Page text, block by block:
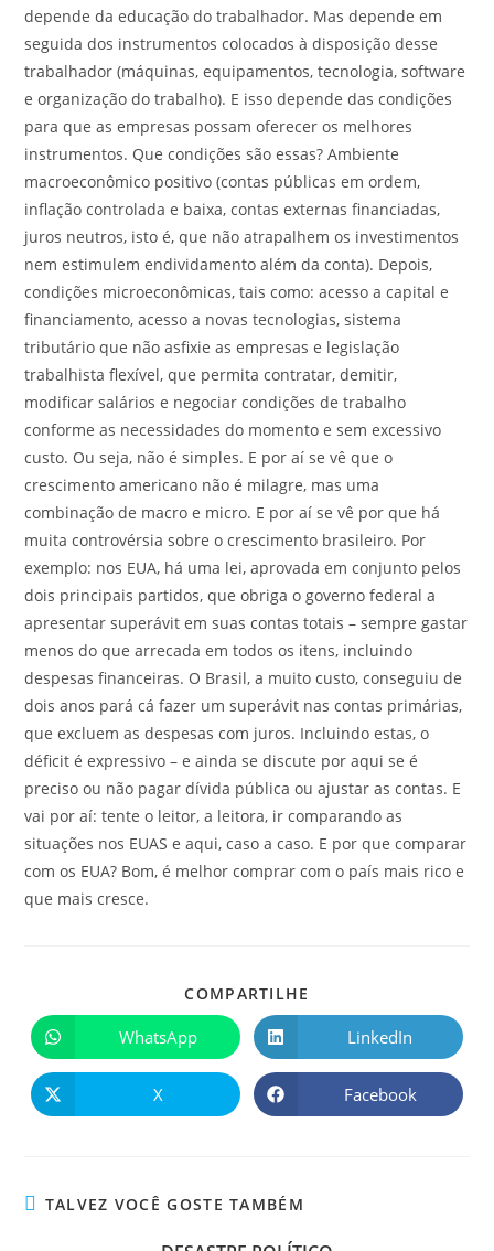
depende da educação do trabalhador. Mas depende em
seguida dos instrumentos colocados à disposição desse
trabalhador (máquinas, equipamentos, tecnologia, software
e organização do trabalho). E isso depende das condições
para que as empresas possam oferecer os melhores
instrumentos. Que condições são essas? Ambiente
macroeconômico positivo (contas públicas em ordem,
inflação controlada e baixa, contas externas financiadas,
juros neutros, isto é, que não atrapalhem os investimentos
nem estimulem endividamento além da conta). Depois,
condições microeconômicas, tais como: acesso a capital e
financiamento, acesso a novas tecnologias, sistema
tributário que não asfixie as empresas e legislação
trabalhista flexível, que permita contratar, demitir,
modificar salários e negociar condições de trabalho
conforme as necessidades do momento e sem excessivo
custo. Ou seja, não é simples. E por aí se vê que o
crescimento americano não é milagre, mas uma
combinação de macro e micro. E por aí se vê por que há
muita controvérsia sobre o crescimento brasileiro. Por
exemplo: nos EUA, há uma lei, aprovada em conjunto pelos
dois principais partidos, que obriga o governo federal a
apresentar superávit em suas contas totais – sempre gastar
menos do que arrecada em todos os itens, incluindo
despesas financeiras. O Brasil, a muito custo, conseguiu de
dois anos pará cá fazer um superávit nas contas primárias,
que excluem as despesas com juros. Incluindo estas, o
déficit é expressivo – e ainda se discute por aqui se é
preciso ou não pagar dívida pública ou ajustar as contas. E
vai por aí: tente o leitor, a leitora, ir comparando as
situações nos EUAS e aqui, caso a caso. E por que comparar
com os EUA? Bom, é melhor comprar com o país mais rico e
que mais cresce.
COMPARTILHE
WhatsApp LinkedIn
X Facebook
TALVEZ VOCÊ GOSTE TAMBÉM